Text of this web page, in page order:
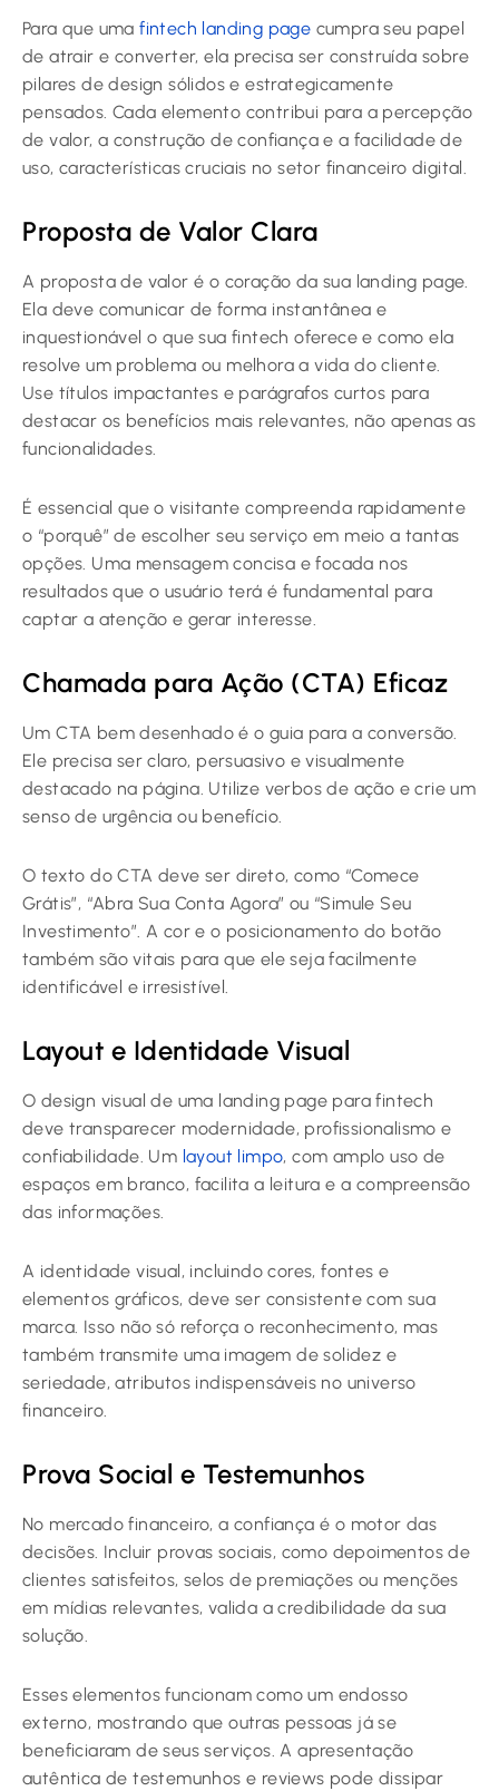
Para que umafintech landing page cumpra seu papel
de atrair e converter, ela precisa ser construída sobre
pilares de design sólidos e estrategicamente
pensados. Cada elemento contribui para a percepção
de valor, a construção de confiança e a facilidade de
uso, características cruciais no setor financeiro digital.
Proposta de Valor Clara
A proposta de valor é o coração da sua landing page.
Ela deve comunicar de forma instantânea e
inquestionável o que sua fintech oferece e como ela
resolve um problema ou melhora a vida do cliente.
Use títulos impactantes e parágrafos curtos para
destacar os benefícios mais relevantes, não apenas as
funcionalidades.
É essencial que o visitante compreenda rapidamente
o “porquê” de escolher seu serviço em meio a tantas
opções. Uma mensagem concisa e focada nos
resultados que o usuário terá é fundamental para
captar a atenção e gerar interesse.
Chamada para Ação (CTA) Eficaz
Um CTA bem desenhado é o guia para a conversão.
Ele precisa ser claro, persuasivo e visualmente
destacado na página. Utilize verbos de ação e crie um
senso de urgência ou benefício.
O texto do CTA deve ser direto, como “Comece
Grátis”, “Abra Sua Conta Agora” ou “Simule Seu
Investimento”. A cor e o posicionamento do botão
também são vitais para que ele seja facilmente
identificável e irresistível.
Layout e Identidade Visual
O design visual de uma landing page para fintech
deve transparecer modernidade, profissionalismo e
confiabilidade. Um layout limpo, com amplo uso de
espaços em branco, facilita a leitura e a compreensão
das informações.
A identidade visual, incluindo cores, fontes e
elementos gráficos, deve ser consistente com sua
marca. Isso não só reforça o reconhecimento, mas
também transmite uma imagem de solidez e
seriedade, atributos indispensáveis no universo
financeiro.
Prova Social e Testemunhos
No mercado financeiro, a confiança é o motor das
decisões. Incluir provas sociais, como depoimentos de
clientes satisfeitos, selos de premiações ou menções
em mídias relevantes, valida a credibilidade da sua
solução.
Esses elementos funcionam como um endosso
externo, mostrando que outras pessoas já se
beneficiaram de seus serviços. A apresentação
autêntica de testemunhos e reviews pode dissipar